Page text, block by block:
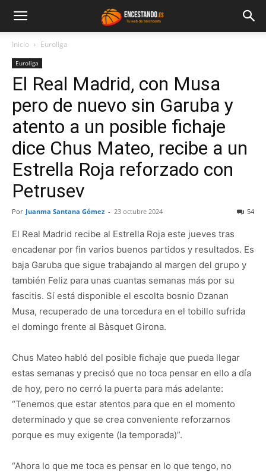
Inicio Euroliga
Euroliga
El Real Madrid, con Musa
pero de nuevo sin Garuba y
atento a un posible fichaje
dice Chus Mateo, recibe a un
Estrella Roja reforzado con
Petrusev
Por Juanma Santana Gómez - 23 octubre 2024 54
El Real Madrid recibe al Estrella Roja este jueves tras
encadenar por fin varios buenos partidos y resultados. Es
baja Garuba que sigue trabajando al margen del grupo y
también Feliz para unas cuantas semanas más por su
fascitis. Sí está disponible el escolta bosnio Dzanan
Musa, recuperado de una torcedura en el tobillo sufrida
el domingo frente al Bàsquet Girona.
Chus Mateo habló del posible fichaje que pueda llegar
estas semanas y precisó que no toca pensar en ello a día
de hoy, pero no cerró la puerta para más adelante:
“Tenemos que estar atentos para que en el momento
determinado y que se crea conveniente reforzarnos
porque es muy exigente (la temporada)”.
“Ahora lo que me toca es pensar en lo que tengo, no